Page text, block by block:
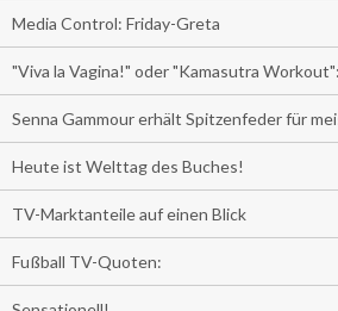
Media Control: Friday-Greta
"Viva la Vagina!" oder "Kamasutra Workout":
Senna Gammour erhält Spitzenfeder für
Heute ist Welttag des Buches!
TV-Marktanteile auf einen Blick
Fußball TV-Quoten: